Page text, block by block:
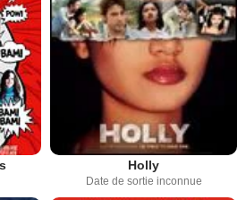
Holly
Date de sortie inconnue